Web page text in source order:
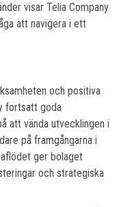
visar Telia Company
att navigera i ett
och positiva
fortsatt goda
att vända utvecklingen i
på framgångarna i
ger bolaget
och strategiska